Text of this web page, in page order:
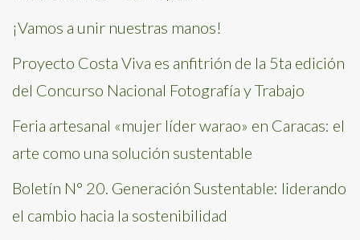
¡Vamos a unir nuestras manos!
Proyecto Costa Viva es anfitrión de la 5ta edición
del Concurso Nacional Fotografía y Trabajo
Feria artesanal «mujer líder warao» en Caracas: el
arte como una solución sustentable
Boletín N° 20. Generación Sustentable: liderando
el cambio hacia la sostenibilidad